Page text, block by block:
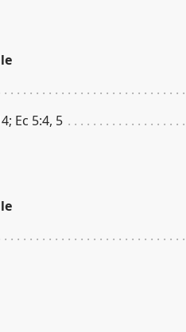
Ec 5:4, 5